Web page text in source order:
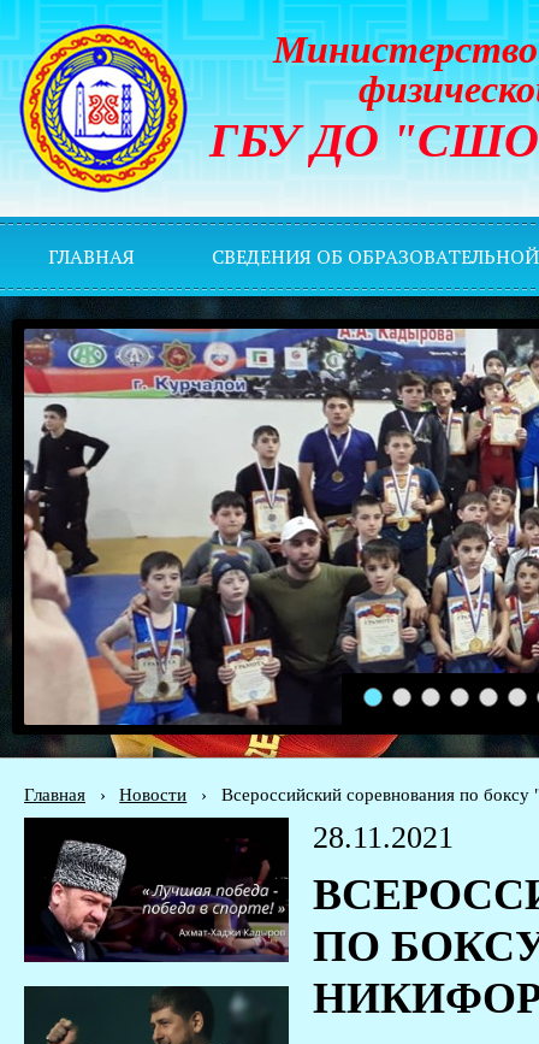
Министерство
ГБУ ДО "СШОР
ГЛАВНАЯ СВЕДЕНИЯ ОБ
1 2 3 4 5 6
Главная › Новости › Всероссийский соревнования по
28.11.2021
ПО